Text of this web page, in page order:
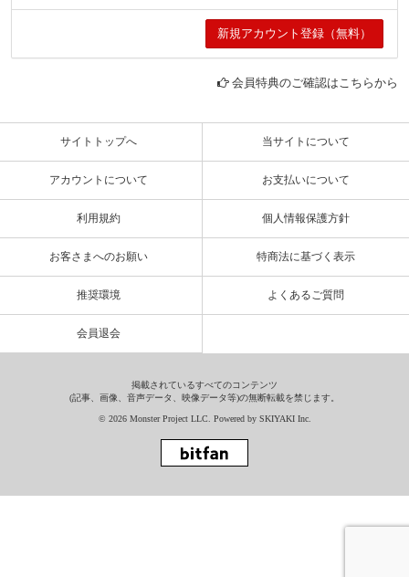
会員特典のご確認はこちらから
サイトトップへ 当サイトについて
アカウントについて お支払いについて
利用規約 個人情報保護方針
お客さまへのお願い 特商法に基づく表示
推奨環境 よくあるご質問
会員退会
掲載されているすべてのコンテンツ
(記事、画像、音声データ、映像データ等)の無断転載を禁じます。
© 2026 Monster Project LLC. Powered by SKIYAKI Inc.